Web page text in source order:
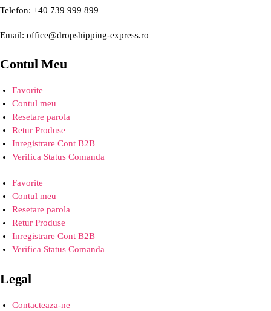
Telefon: +40 739 999 899
Email: office@dropshipping-express.ro
Contul Meu
Favorite
Contul meu
Resetare parola
Retur Produse
Inregistrare Cont B2B
Verifica Status Comanda
Favorite
Contul meu
Resetare parola
Retur Produse
Inregistrare Cont B2B
Verifica Status Comanda
Legal
Contacteaza-ne